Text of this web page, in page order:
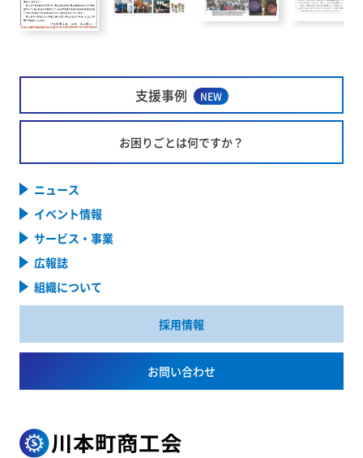
支援事例 NEW
お困りごとは何ですか？
ニュース
イベント情報
サービス・事業
広報誌
組織について
採用情報
お問い合わせ